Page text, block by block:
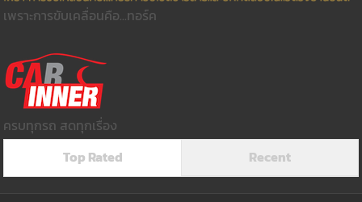
เพราะการขับเคลื่อนคือ...ทอร์ค
ครบทุกรถ สดทุกเรื่อง
Top Rated
Recent